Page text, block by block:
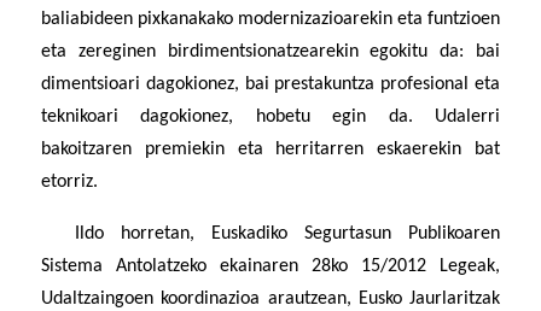
baliabideen pixkanakako modernizazioarekin eta funtzioen
eta zereginen birdimentsionatzearekin egokitu da: bai
dimentsioari dagokionez, bai prestakuntza profesional eta
teknikoari dagokionez, hobetu egin da. Udalerri
bakoitzaren premiekin eta herritarren eskaerekin bat
etorriz.
Ildo horretan, Euskadiko Segurtasun Publikoaren
Sistema Antolatzeko ekainaren 28ko 15/2012 Legeak,
Udaltzaingoen koordinazioa arautzean, Eusko Jaurlaritzak